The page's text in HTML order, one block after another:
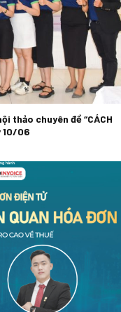
thảo chuyên đề “CÁCH
10/06